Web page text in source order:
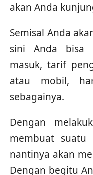
akan Anda
Semisal Anda
sini Anda bisa
masuk, tarif
atau mobil,
sebagainya.
Dengan
membuat suatu
nantinya akan
Dengan begitu